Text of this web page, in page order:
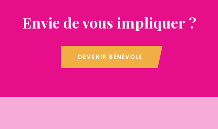
Envie de vous impliquer ?
DEVENIR BÉNÉVOLE